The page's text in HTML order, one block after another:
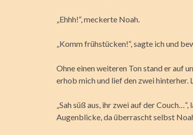
„Ehhh!“, meckerte Noah.
„Komm frühstücken!“, sagte ich und
Ohne einen weiteren Ton stand er auf
erhob mich und lief den zwei hinterher.
„Sah süß aus, ihr zwei auf der
Augenblicke, da überrascht selbst